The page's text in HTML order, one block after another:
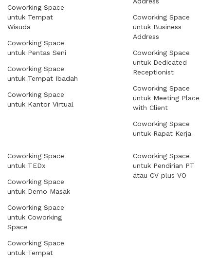
Coworking Space
untuk Tempat
Wisuda
Coworking Space
untuk Pentas Seni
Coworking Space
untuk Tempat Ibadah
Coworking Space
untuk Kantor Virtual
Coworking Space
untuk Business
Address
Coworking Space
untuk Dedicated
Receptionist
Coworking Space
untuk Meeting Place
with Client
Coworking Space
untuk Rapat Kerja
Coworking Space
untuk TEDx
Coworking Space
untuk Demo Masak
Coworking Space
untuk Coworking
Space
Coworking Space
untuk Tempat
Coworking Space
untuk Pendirian PT
atau CV plus VO